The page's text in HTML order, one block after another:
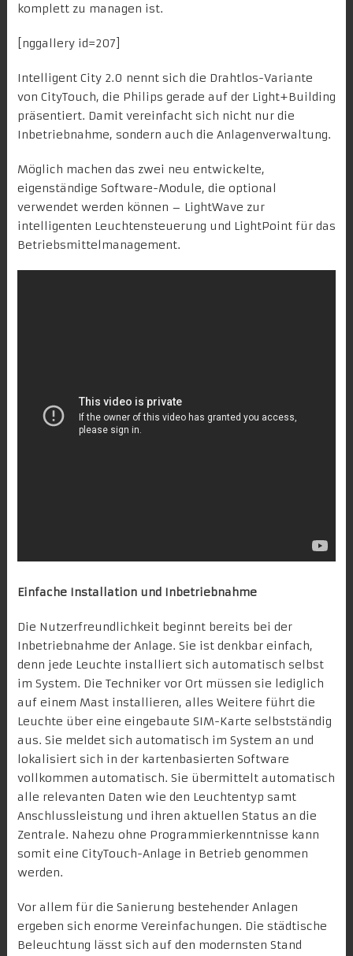
komplett zu managen ist.
[nggallery id=207]
Intelligent City 2.0 nennt sich die Drahtlos-Variante
von CityTouch, die Philips gerade auf der Light+Building
präsentiert. Damit vereinfacht sich nicht nur die
Inbetriebnahme, sondern auch die Anlagenverwaltung.
Möglich machen das zwei neu entwickelte,
eigenständige Software-Module, die optional
verwendet werden können – LightWave zur
intelligenten Leuchtensteuerung und LightPoint für das
Betriebsmittelmanagement.
Einfache Installation und Inbetriebnahme
Die Nutzerfreundlichkeit beginnt bereits bei der
Inbetriebnahme der Anlage. Sie ist denkbar einfach,
denn jede Leuchte installiert sich automatisch selbst
im System. Die Techniker vor Ort müssen sie lediglich
auf einem Mast installieren, alles Weitere führt die
Leuchte über eine eingebaute SIM-Karte selbstständig
aus. Sie meldet sich automatisch im System an und
lokalisiert sich in der kartenbasierten Software
vollkommen automatisch. Sie übermittelt automatisch
alle relevanten Daten wie den Leuchtentyp samt
Anschlussleistung und ihren aktuellen Status an die
Zentrale. Nahezu ohne Programmierkenntnisse kann
somit eine CityTouch-Anlage in Betrieb genommen
werden.
Vor allem für die Sanierung bestehender Anlagen
ergeben sich enorme Vereinfachungen. Die städtische
Beleuchtung lässt sich auf den modernsten Stand